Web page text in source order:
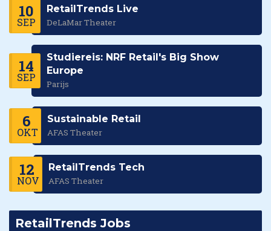
10
SEP
RetailTrends Live
DeLaMar Theater
14
SEP
Studiereis: NRF Retail's Big Show
Europe
Parijs
6
OKT
Sustainable Retail
AFAS Theater
12
NOV
RetailTrends Tech
AFAS Theater
RetailTrends Jobs